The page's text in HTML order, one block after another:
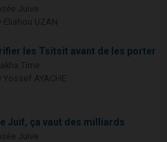
les Tsitsit avant de les porter
Juif, ça vaut des milliards